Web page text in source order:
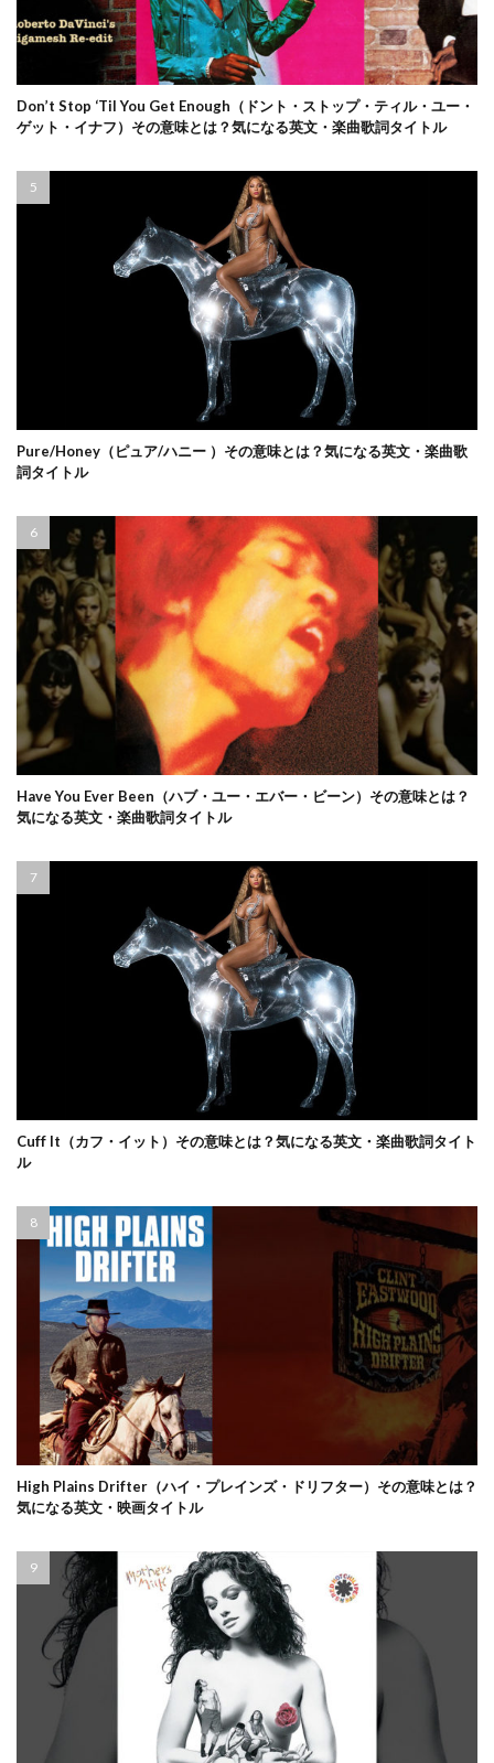
Don’t Stop ‘Til You Get Enough（ドント・ストップ・ティル・ユー・
ゲット・イナフ）その意味とは？気になる英文・楽曲歌詞タイトル
Pure/Honey（ピュア/ハニー ）その意味とは？気になる英文・楽曲歌
詞タイトル
Have You Ever Been（ハブ・ユー・エバー・ビーン）その意味とは？
気になる英文・楽曲歌詞タイトル
Cuff It（カフ・イット）その意味とは？気になる英文・楽曲歌詞タイト
ル
High Plains Drifter（ハイ・プレインズ・ドリフター）その意味とは？
気になる英文・映画タイトル